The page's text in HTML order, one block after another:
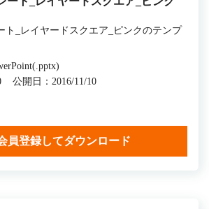
ト_レイヤードスクエア_ピンクのテンプ
公開日：2016/11/10
員登録してダウンロード